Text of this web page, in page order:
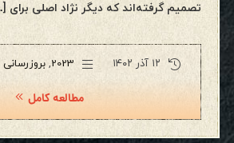
تصمیم گرفته‌اند که دیگر نژاد اصلی برای
۱۲ آذر ۱۴۰۲ 2023
, بروزرسانی
مطالعه کامل